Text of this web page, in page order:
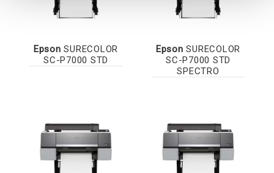
Epson SURECOLOR
SC-P7000 STD
Epson SURECOLOR
SC-P7000 STD
SPECTRO